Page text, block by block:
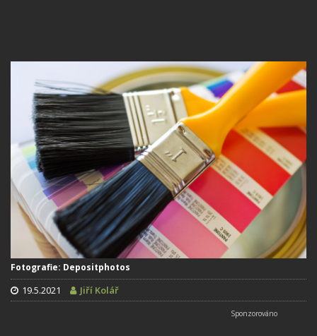
Fotografie: Depositphotos
19.5.2021 Jiří Kolář